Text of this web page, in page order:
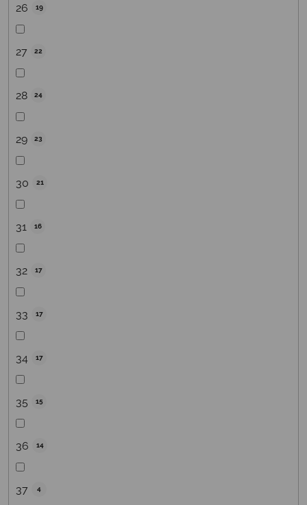
26 19
27 22
28 24
29 23
30 21
31 16
32 17
33 17
34 17
35 15
36 14
37 4